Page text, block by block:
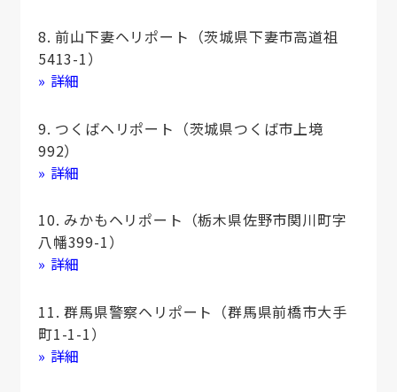
8. 前山下妻ヘリポート（茨城県下妻市高道祖
5413-1）
» 詳細
9. つくばヘリポート（茨城県つくば市上境
992）
» 詳細
10. みかもヘリポート（栃木県佐野市関川町字
八幡399-1）
» 詳細
11. 群馬県警察ヘリポート（群馬県前橋市大手
町1-1-1）
» 詳細